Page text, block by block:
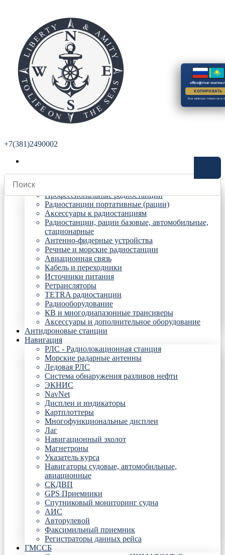
+7(381)2490002
Радиостанции
Профессиональные радиостанции
Радиостанции портативные (рации)
Аксессуары к радиостанциям
Радиостанции, рации базовые, автомобильные,
стационарные
Антенно-фидерные устройства
Речные и морские радиостанции
Авиационная связь
Кабель и переходники
Источники питания
Ретрансляторы
TETRA радиостанции
Радиооборудование
КВ и многодиапазонные трансиверы
Аксессуары и дополнительное оборудование
Антидроновые станции
Навигация
РЛС - Радиолокационная станция
Морские радарные антенны
Ледовая РЛС
Система обнаружения разливов нефти
ЭКНИС
NavNet
Дисплеи и индикаторы
Картплоттеры
Многофункциональные дисплеи
Лаг
Навигационный эхолот
Магнетроны
Указатель курса
Навигаторы судовые, автомобильные,
авиационные
СКДВП
GPS Приемники
Спутниковый мониторинг судна
АИС
Авторулевой
Факсимильный приемник
Регистраторы данных рейса
ГМССБ
office@river-
КОПИРОВАТЬ
Все запросы только на e-